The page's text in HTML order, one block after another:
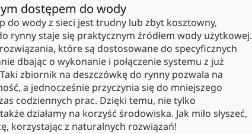
dostępem do wody
do wody z sieci jest trudny lub zbyt kosztowny,
rynny staje się praktycznym źródłem wody użytkowej.
rozwiązania, które są dostosowane do specyficznych
dbając o wykonanie i połączenie systemu z już
zbiornik na deszczówkę do rynny pozwala na
a jednocześnie przyczynia się do mniejszego
codziennych prac. Dzięki temu, nie tylko
działamy na korzyść środowiska. Jak miło słyszeć,
korzystając z naturalnych rozwiązań!